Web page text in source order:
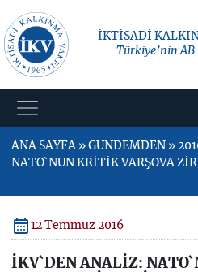
İKTİSADİ
Türkiye’nin AB
ANA SAYFA » GÜNDEMDEN »
NATO`NUN KRİTİK VARŞOVA
12 Temmuz 2016
İKV`DEN ANALİZ: